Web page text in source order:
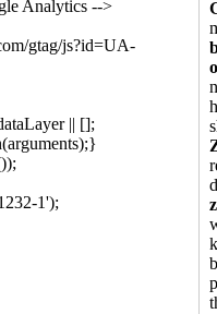
Analytics -->
gtag/js?id=UA-
|| [];
1');